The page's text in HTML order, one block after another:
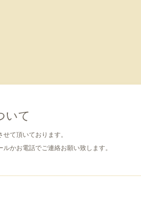
いて
て頂いております。
かお電話でご連絡お願い致します。